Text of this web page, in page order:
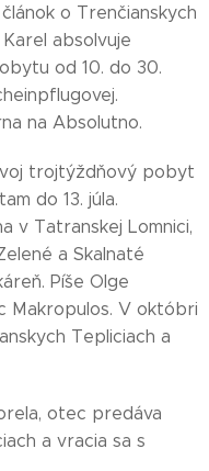
o Trenčianskych
absolvuje
od 10. do 30.
na Absolutno.
trojtýždňový pobyt
do 13. júla.
v Tatranskej Lomnici,
a Skalnaté
Píše Olge
Makropulos. V októbri
Tepliciach a
otec predáva
a vracia sa s